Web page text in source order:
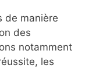
de manière
des
notamment
les